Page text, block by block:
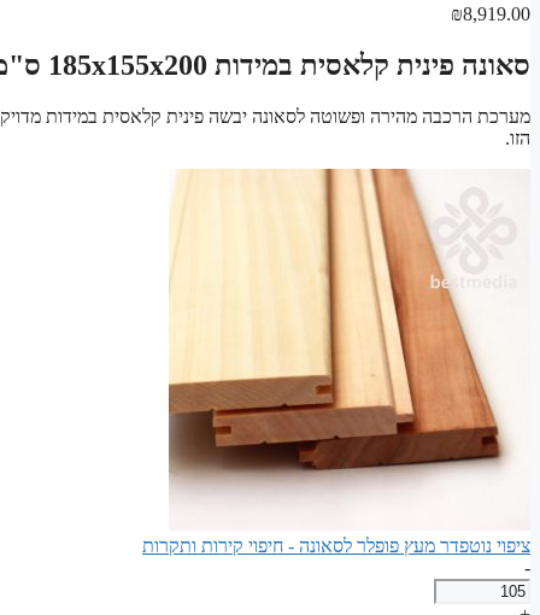
₪8,919.00
סאונה פינית קלאסית במידות 185x155x200 ס"מ – נפח סאונה: 5.74 מ"ק
מערכת הרכבה מהירה ופשוטה לסאונה יבשה פינית קלאסית במידות
הזו.
ציפוי נוטפדר מעץ פופלר לסאונה - חיפוי קירות ותקרות
-
כמות
של